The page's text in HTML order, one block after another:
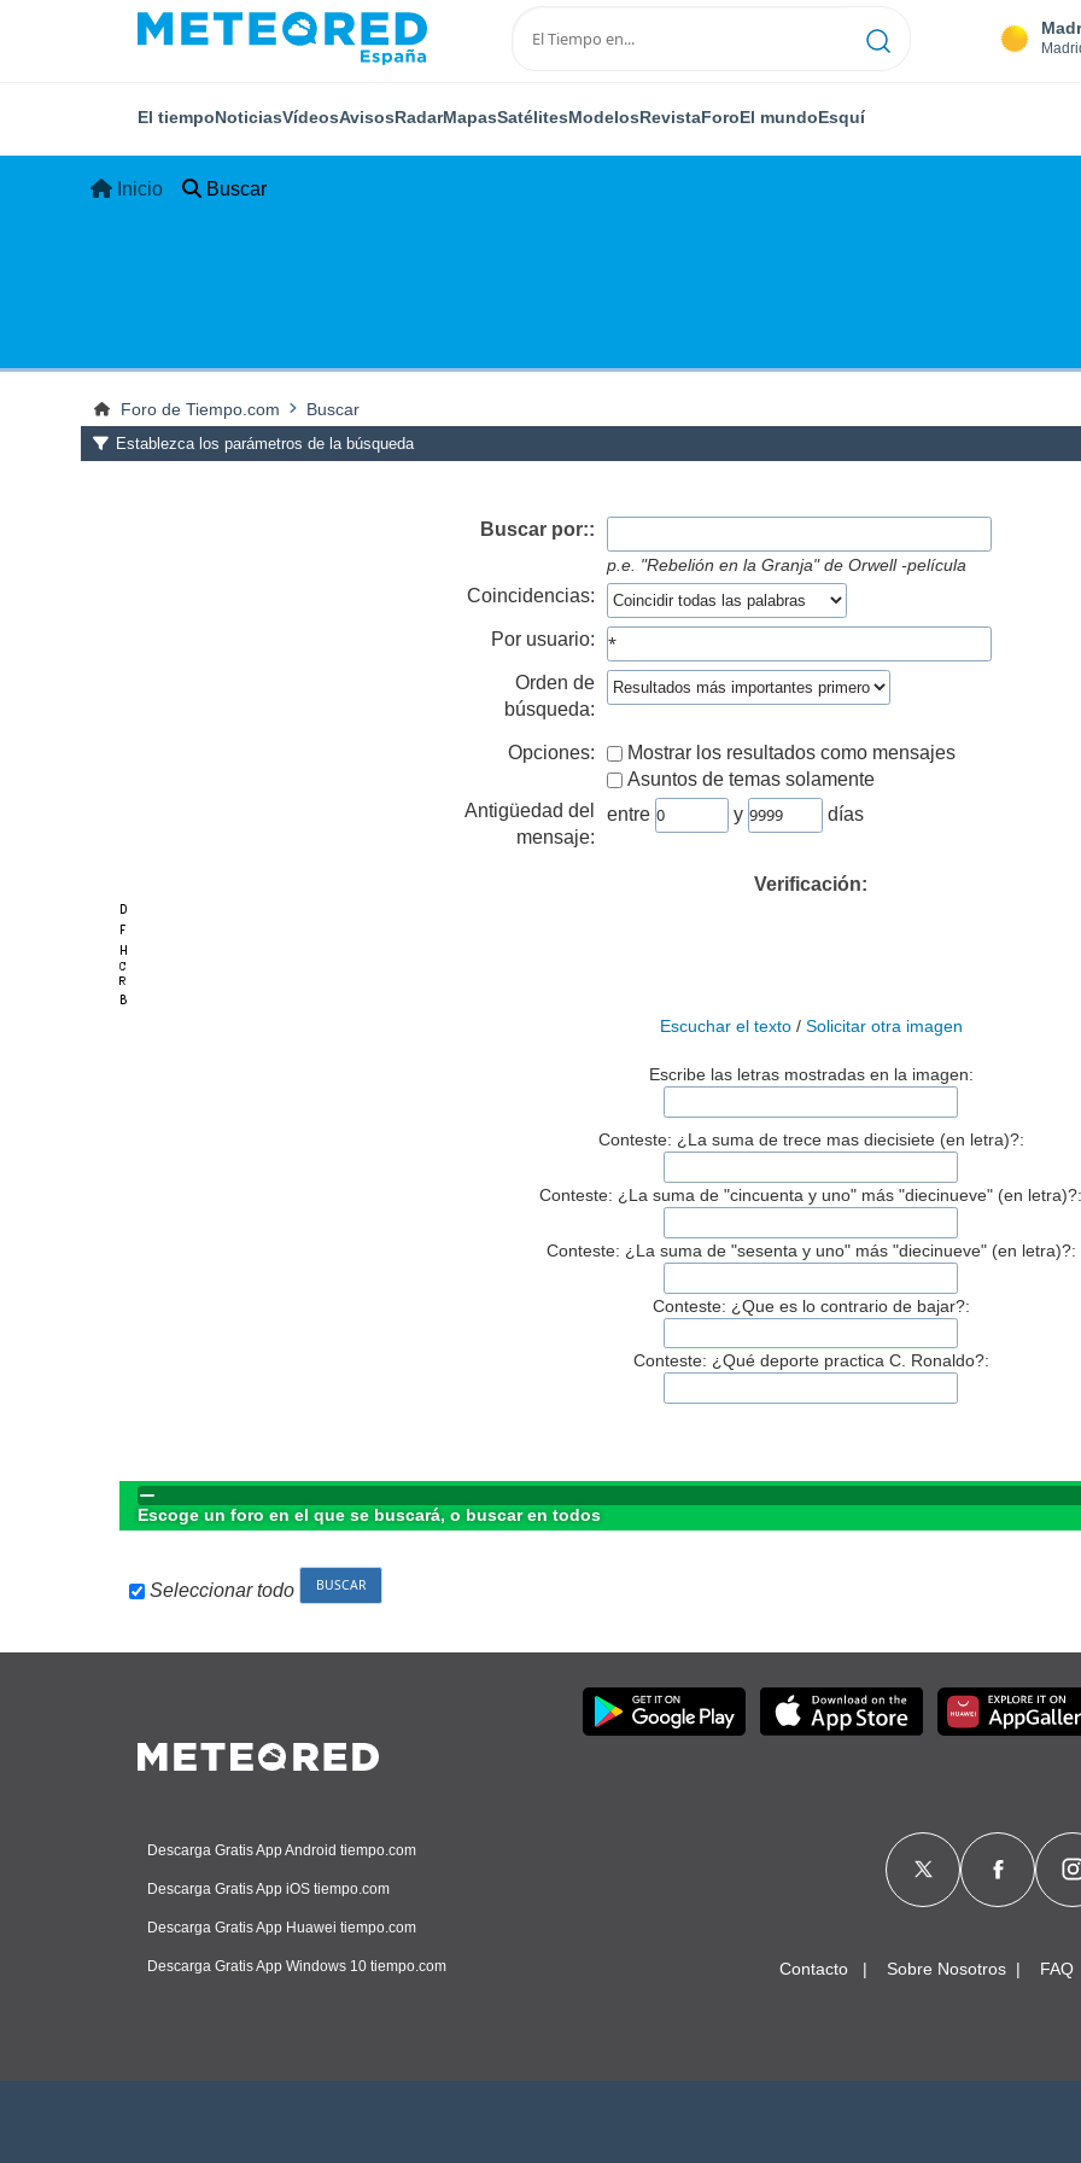
El tiempoNoticiasVídeosAvisosRadarMapasSatélitesModelosRevistaForoEl mundoEsquí
Inicio Buscar
Foro de Tiempo.com Buscar
Establezca los parámetros de la búsqueda
Buscar por::
p.e. "Rebelión en la Granja" de Orwell -película
Coincidencias:
Por usuario:
Orden de
búsqueda:
Opciones:
Mostrar los resultados como mensajes
Asuntos de temas solamente
Antigüedad del
mensaje:
entre y días
Verificación:
Escuchar el texto/ Solicitar otra imagen
Escribe las letras mostradas en la imagen:
Conteste: ¿La suma de trece mas diecisiete (en letra)?:
Conteste: ¿La suma de "cincuenta y uno" más "diecinueve" (en letra)?:
Conteste: ¿La suma de "sesenta y uno" más "diecinueve" (en letra)?:
Conteste: ¿Que es lo contrario de bajar?:
Conteste: ¿Qué deporte practica C. Ronaldo?:
Escoge un foro en el que se buscará, o buscar en todos
Seleccionar todo
Descarga Gratis App Android tiempo.com
Descarga Gratis App iOS tiempo.com
Descarga Gratis App Huawei tiempo.com
Descarga Gratis App Windows 10 tiempo.com Contacto Sobre Nosotros FAQ